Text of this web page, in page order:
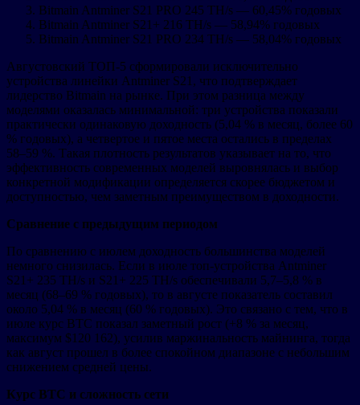
Bitmain Antminer S21 PRO 245 TH/s — 60,45% годовых
Bitmain Antminer S21+ 216 TH/s — 58,94% годовых
Bitmain Antminer S21 PRO 234 TH/s — 58,04% годовых
Августовский ТОП-5 сформировали исключительно
устройства линейки Antminer S21, что подтверждает
лидерство Bitmain на рынке. При этом разница между
моделями оказалась минимальной: три устройства показали
практически одинаковую доходность (5,04 % в месяц, более 60
% годовых), а четвертое и пятое места остались в пределах
58–59 %. Такая плотность результатов указывает на то, что
эффективность современных моделей выровнялась и выбор
конкретной модификации определяется скорее бюджетом и
доступностью, чем заметным преимуществом в доходности.
Сравнение с предыдущим периодом
По сравнению с июлем доходность большинства моделей
немного снизилась. Если в июле топ-устройства Antminer
S21+ 235 TH/s и S21+ 225 TH/s обеспечивали 5,7–5,8 % в
месяц (68–69 % годовых), то в августе показатель составил
около 5,04 % в месяц (60 % годовых). Это связано с тем, что в
июле курс BTC показал заметный рост (+8 % за месяц,
максимум $120 162), усилив маржинальность майнинга, тогда
как август прошел в более спокойном диапазоне с небольшим
снижением средней цены.
Курс BTC и сложность сети